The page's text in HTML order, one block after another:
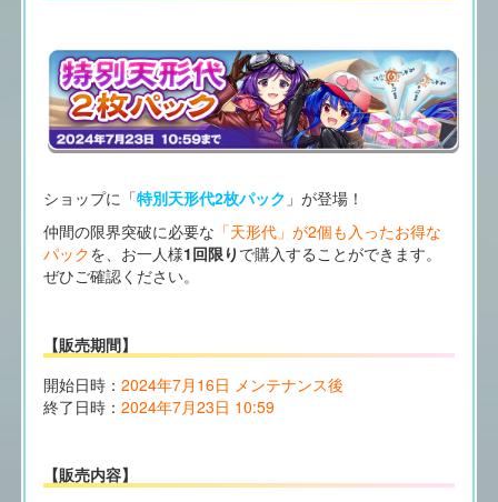
ショップに「特別天形代2枚パック 」が登場！
仲間の限界突破に必要な 「天形代」が2個も入ったお得な
パックを、お一人様1回限り で購入することができます。
ぜひご確認ください。
【販売期間】
開始日時： 2024年7月16日 メンテナンス後
終了日時： 2024年7月23日 10:59
【販売内容】